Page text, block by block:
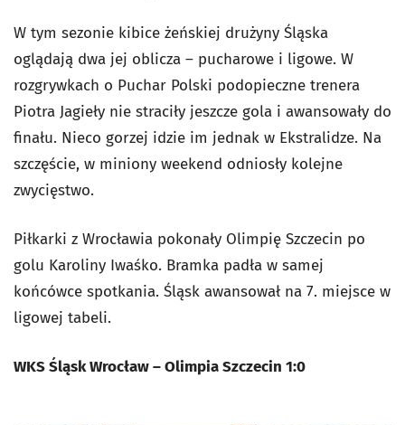
W tym sezonie kibice żeńskiej drużyny Śląska
oglądają dwa jej oblicza – pucharowe i ligowe. W
rozgrywkach o Puchar Polski podopieczne trenera
Piotra Jagieły nie straciły jeszcze gola i awansowały do
finału. Nieco gorzej idzie im jednak w Ekstralidze. Na
szczęście, w miniony weekend odniosły kolejne
zwycięstwo.
Piłkarki z Wrocławia pokonały Olimpię Szczecin po
golu Karoliny Iwaśko. Bramka padła w samej
końcówce spotkania. Śląsk awansował na 7. miejsce w
ligowej tabeli.
WKS Śląsk Wrocław – Olimpia Szczecin 1:0